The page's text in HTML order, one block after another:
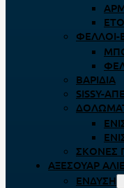
ΦΕΛΛΟΊ-
ΒΑΡΊΔΙΑ
SISSY-
ΣΚΌΝΕΣ
ΑΞΕΣΟΥΆΡ
ΈΝΔΥΣΗ